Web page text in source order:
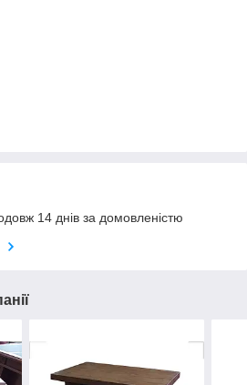
14 днів за домовленістю